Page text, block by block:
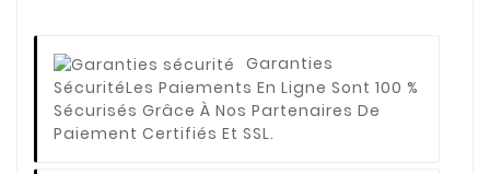
Garanties
SécuritéLes Paiements En Ligne Sont 100 %
Sécurisés Grâce À Nos Partenaires De
Paiement Certifiés Et SSL.